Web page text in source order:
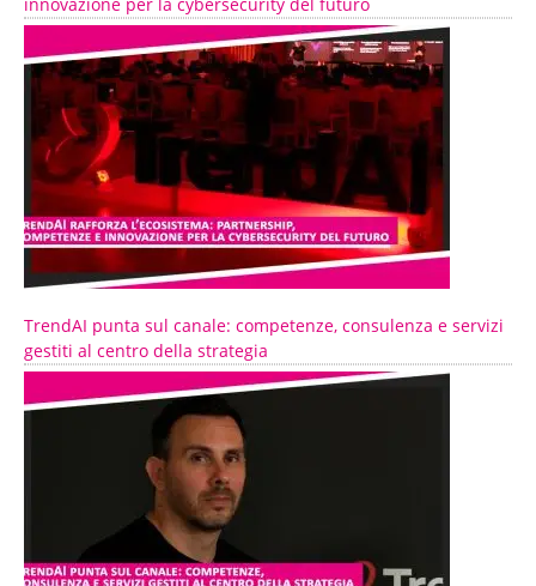
TrendAI punta sul canale: competenze, consulenza e servizi
gestiti al centro della strategia